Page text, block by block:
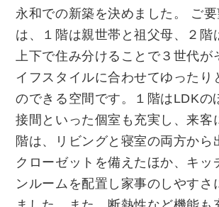
永和での新築を決めました。 ご
は、１階は親世帯と祖父母、２階
上下で住み分けることで３世代が
イフスタイルに合わせてゆったり
のできる空間です。１階はLDKの
接間といった個室も充実し、来客
階は、リビングと寝室の両方から
クローゼットを備えたほか、キッ
ンルームを配置し家事のしやすさ